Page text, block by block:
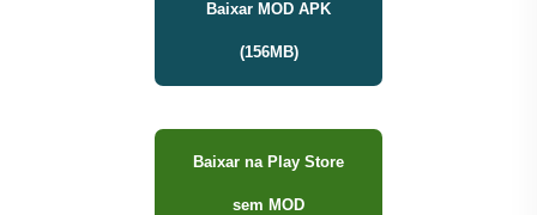
Baixar MOD APK
(156MB)
Baixar na Play Store
sem MOD